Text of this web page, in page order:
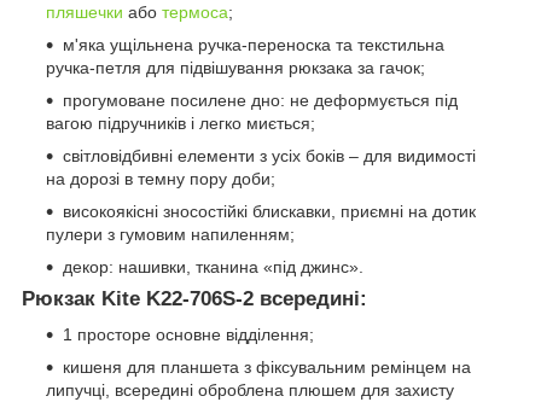
пляшечки або термоса;
м'яка ущільнена ручка-переноска та текстильна
ручка-петля для підвішування рюкзака за гачок;
прогумоване посилене дно: не деформується під
вагою підручників і легко миється;
світловідбивні елементи з усіх боків – для видимості
на дорозі в темну пору доби;
високоякісні зносостійкі блискавки, приємні на дотик
пулери з гумовим напиленням;
декор: нашивки, тканина «під джинс».
Рюкзак Kite K22-706S-2 всередині:
1 просторе основне відділення;
кишеня для планшета з фіксувальним ремінцем на
липучці, всередині оброблена плюшем для захисту